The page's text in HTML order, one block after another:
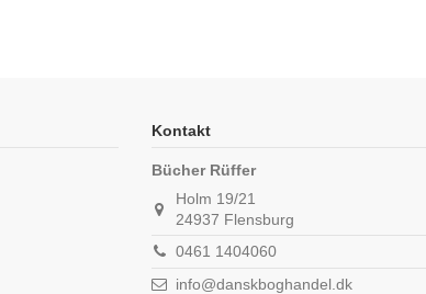
Kontakt
Bücher Rüffer
Holm 19/21
24937 Flensburg
0461 1404060
info@danskboghandel.dk